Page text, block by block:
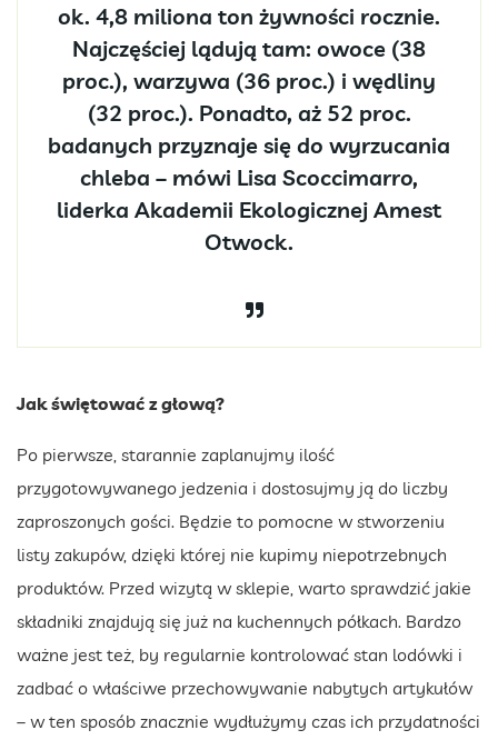
ok. 4,8 miliona ton żywności rocznie.
Najczęściej lądują tam: owoce (38
proc.), warzywa (36 proc.) i wędliny
(32 proc.). Ponadto, aż 52 proc.
badanych przyznaje się do wyrzucania
chleba – mówi Lisa Scoccimarro,
liderka Akademii Ekologicznej Amest
Otwock.
Jak świętować z głową?
Po pierwsze, starannie zaplanujmy ilość
przygotowywanego jedzenia i dostosujmy ją do liczby
zaproszonych gości. Będzie to pomocne w stworzeniu
listy zakupów, dzięki której nie kupimy niepotrzebnych
produktów. Przed wizytą w sklepie, warto sprawdzić jakie
składniki znajdują się już na kuchennych półkach. Bardzo
ważne jest też, by regularnie kontrolować stan lodówki i
zadbać o właściwe przechowywanie nabytych artykułów
– w ten sposób znacznie wydłużymy czas ich przydatności